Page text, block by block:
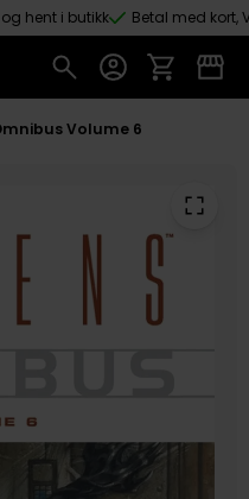
og hent i butikk Betal med kort,
Volume 6